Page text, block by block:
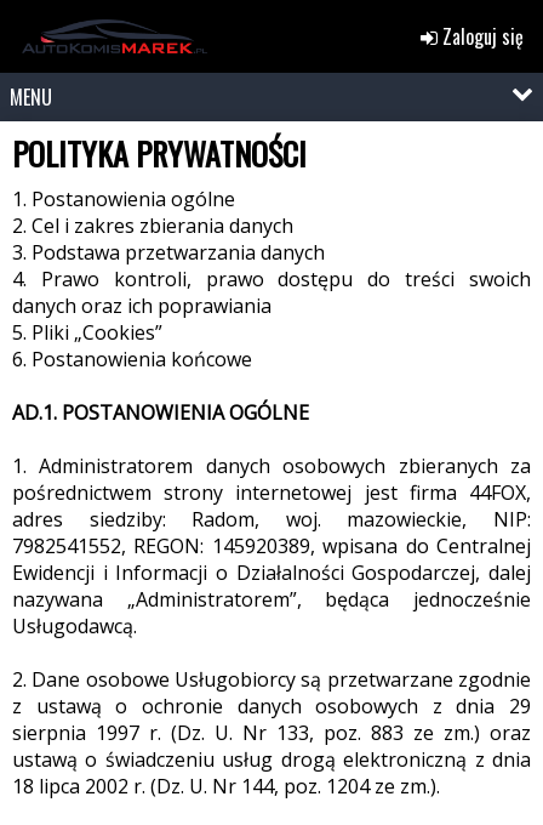
Zaloguj się
MENU
POLITYKA PRYWATNOŚCI
1. Postanowienia ogólne
2. Cel i zakres zbierania danych
3. Podstawa przetwarzania danych
4. Prawo kontroli, prawo dostępu do treści swoich
danych oraz ich poprawiania
5. Pliki „Cookies”
6. Postanowienia końcowe
AD.1. POSTANOWIENIA OGÓLNE
1. Administratorem danych osobowych zbieranych za
pośrednictwem strony internetowej jest firma 44FOX,
adres siedziby: Radom, woj. mazowieckie, NIP:
7982541552, REGON: 145920389, wpisana do Centralnej
Ewidencji i Informacji o Działalności Gospodarczej, dalej
nazywana „Administratorem”, będąca jednocześnie
Usługodawcą.
2. Dane osobowe Usługobiorcy są przetwarzane zgodnie
z ustawą o ochronie danych osobowych z dnia 29
sierpnia 1997 r. (Dz. U. Nr 133, poz. 883 ze zm.) oraz
ustawą o świadczeniu usług drogą elektroniczną z dnia
18 lipca 2002 r. (Dz. U. Nr 144, poz. 1204 ze zm.).